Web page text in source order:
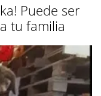
Puede ser
tu familia